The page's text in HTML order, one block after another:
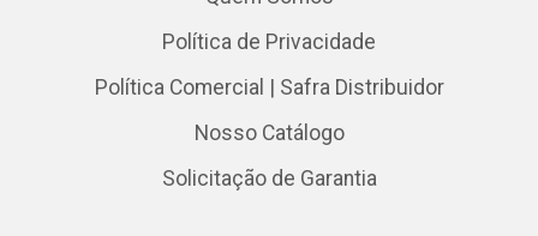
Política de Privacidade
Política Comercial | Safra Distribuidor
Nosso Catálogo
Solicitação de Garantia